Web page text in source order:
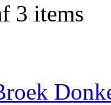
3 items